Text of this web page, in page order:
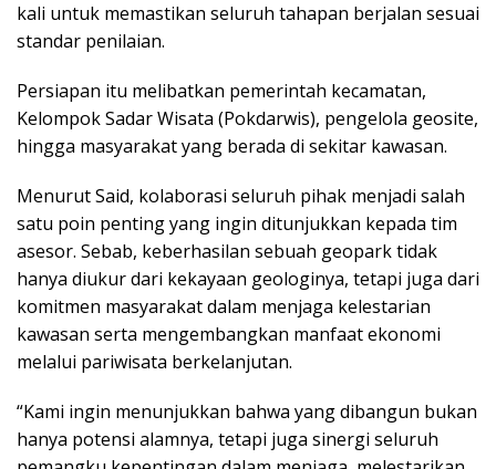
kali untuk memastikan seluruh tahapan berjalan sesuai
standar penilaian.
Persiapan itu melibatkan pemerintah kecamatan,
Kelompok Sadar Wisata (Pokdarwis), pengelola geosite,
hingga masyarakat yang berada di sekitar kawasan.
Menurut Said, kolaborasi seluruh pihak menjadi salah
satu poin penting yang ingin ditunjukkan kepada tim
asesor. Sebab, keberhasilan sebuah geopark tidak
hanya diukur dari kekayaan geologinya, tetapi juga dari
komitmen masyarakat dalam menjaga kelestarian
kawasan serta mengembangkan manfaat ekonomi
melalui pariwisata berkelanjutan.
“Kami ingin menunjukkan bahwa yang dibangun bukan
hanya potensi alamnya, tetapi juga sinergi seluruh